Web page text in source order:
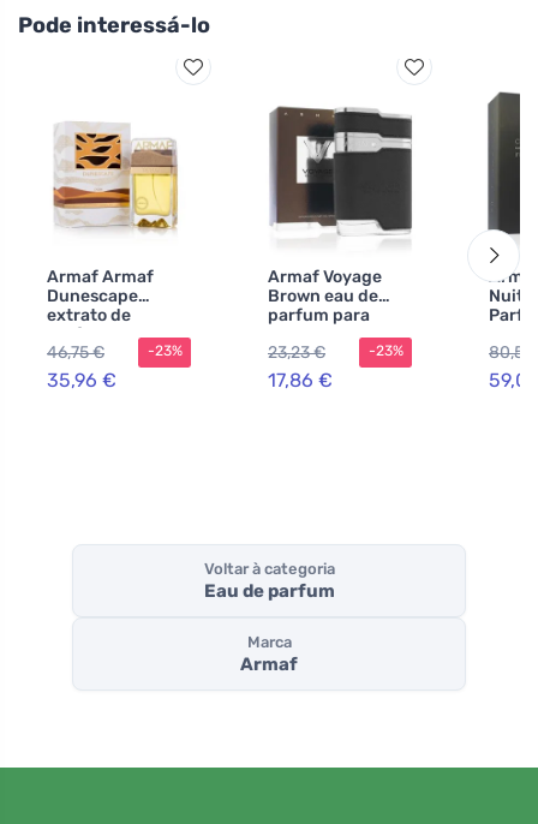
Pode interessá-lo
Armaf Armaf
Dunescape
extrato de
perfume
unissexo
46,75 €
35,96 €
-23%
Armaf Voyage
Brown eau de
parfum para
homens 100 ml
23,23 €
17,86 €
-23%
Nuit
80,54
Voltar à categoria
Eau de parfum
Marca
Armaf